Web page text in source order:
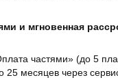
и мгновенная
частями» (до 5
25 месяцев через